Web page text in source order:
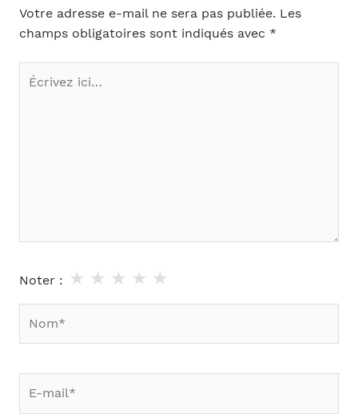
Votre adresse e-mail ne sera pas publiée. Les
champs obligatoires sont indiqués avec *
Écrivez
ici…
Noter : ★
★
★
★
★